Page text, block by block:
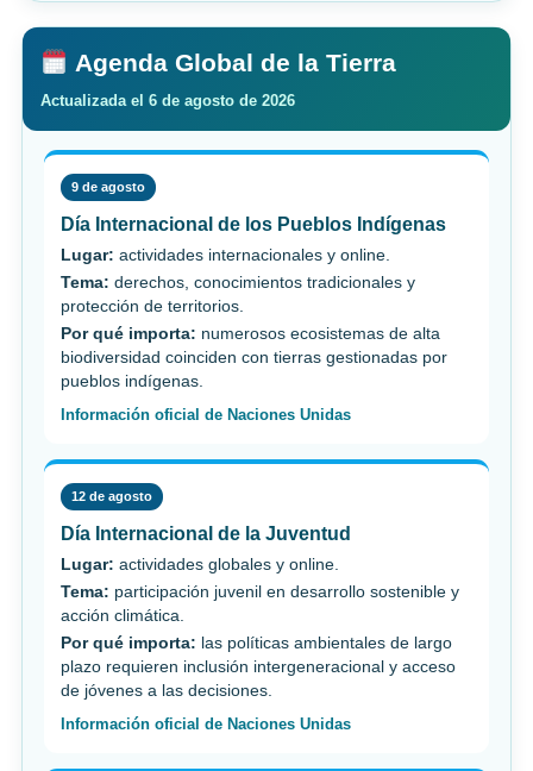
Agenda Global de la Tierra
Actualizada el 6 de agosto de 2026
9 de agosto
Día Internacional de los Pueblos Indígenas
Lugar: actividades internacionales y online.
Tema: derechos, conocimientos tradicionales y
protección de territorios.
Por qué importa: numerosos ecosistemas de alta
biodiversidad coinciden con tierras gestionadas por
pueblos indígenas.
Información oficial de Naciones Unidas
12 de agosto
Día Internacional de la Juventud
Lugar: actividades globales y online.
Tema: participación juvenil en desarrollo sostenible y
acción climática.
Por qué importa: las políticas ambientales de largo
plazo requieren inclusión intergeneracional y acceso
de jóvenes a las decisiones.
Información oficial de Naciones Unidas